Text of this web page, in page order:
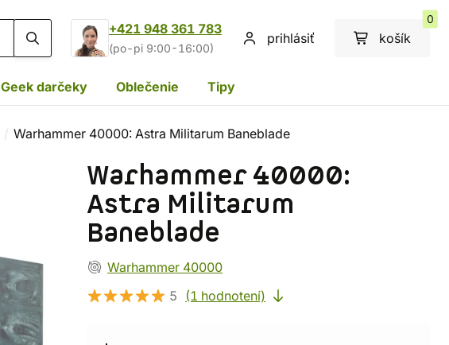
+421 948 361 783
(po-pi 9:00-16:00)
prihlásiť košík
0
Geek darčeky Oblečenie Tipy
Warhammer 40000: Astra Militarum Baneblade
Warhammer 40000:
Astra Militarum
Baneblade
Warhammer 40000
5
(1 hodnotení)